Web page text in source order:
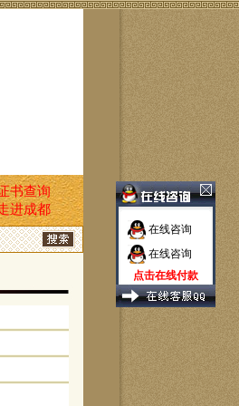
在线咨询
在线咨询
点击在线付款
书查询
进成都